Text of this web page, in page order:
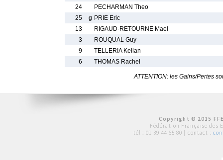
24
PECHARMAN Theo
25
g PRIE Eric
13
RIGAUD-RETOURNE Mael
3
ROUQUAL Guy
9
TELLERIA Kelian
6
THOMAS Rachel
ATTENTION: les Gains/Pertes
Copyright © 2015
Fédération Française des
tél : 01 39 44 65 80 | contact :